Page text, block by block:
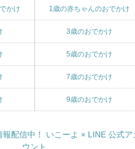
かけ 1歳の赤ちゃんのおでかけ
3歳のおでかけ
5歳のおでかけ
7歳のおでかけ
9歳のおでかけ